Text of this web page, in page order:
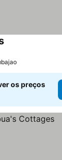
os preços